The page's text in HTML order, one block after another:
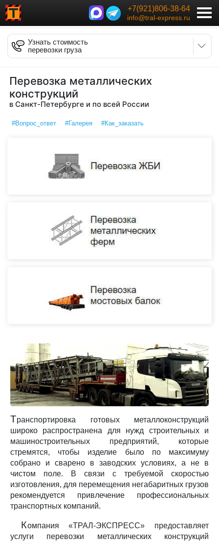
+7(921)806-38-64
info@tral-express.ru
Узнать стоимость
перевозки груза
Перевозка металлических
конструкций
в Санкт-Петербурге и по всей России
#Вопрос_ответ #Галерея #Как_заказать
Транспортировка готовых металлоконструкций
широко распространена для нужд строительных и
машиностроительных предприятий, которые
стремятся, чтобы изделие было по максимуму
собрано и сварено в заводских условиях, а не в
чистом поле. В связи с требуемой скоростью
изготовления, для перемещения негабаритных грузов
рекомендуется привлечение профессиональных
транспортных компаний.
Компания «ТРАЛ-ЭКСПРЕСС» предоставляет
услуги перевозки металлических конструкций